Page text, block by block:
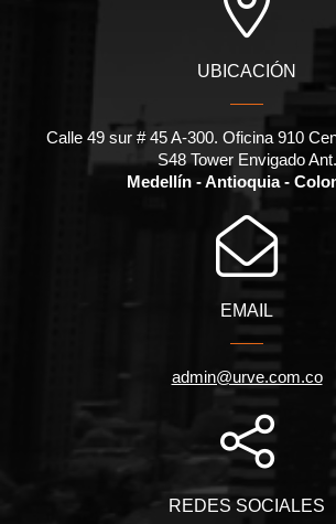
UBICACIÓN
Calle 49 sur # 45 A-300. Oficina 910
S48 Tower Envigado Ant.
Medellín - Antioquia -
EMAIL
admin@urve.com.co
REDES SOCIALES